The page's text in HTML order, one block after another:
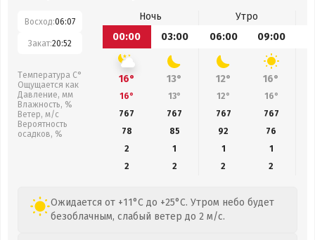
Восход:06:07
Закат:20:52
Температура С°
Ощущается как
Давление, мм
Влажность, %
Ветер, м/с
Вероятность
осадков, %
Ночь
Утро
00:00
03:00 06:00 09:00
16° 13° 12° 16°
16° 13° 12° 16°
767
767 767 767
78
85 92 76
2
1 1
1
2
2 2 2
Ожидается от +11°C до +25°C. Утром небо будет
безоблачным, слабый ветер до 2 м/с.